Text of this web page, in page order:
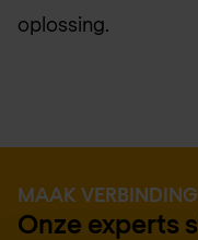
oplossing.
MAAK VERBINDING
Onze experts